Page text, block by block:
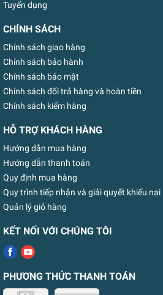
Tuyển dụng
CHÍNH SÁCH
Chính sách giao hàng
Chính sách bảo hành
Chính sách bảo mật
Chính sách đổi trả hàng và hoàn tiền
Chính sách kiểm hàng
HỖ TRỢ KHÁCH HÀNG
Hướng dẫn mua hàng
Hướng dẫn thanh toán
Quy định mua hàng
Quy trình tiếp nhận và giải quyết khiếu nại
Quản lý giỏ hàng
KẾT NỐI VỚI CHÚNG TÔI
PHƯƠNG THỨC THANH TOÁN